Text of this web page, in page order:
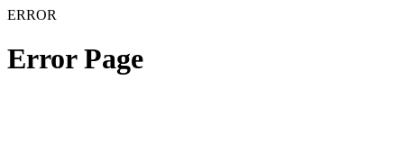
ERROR
Error Page